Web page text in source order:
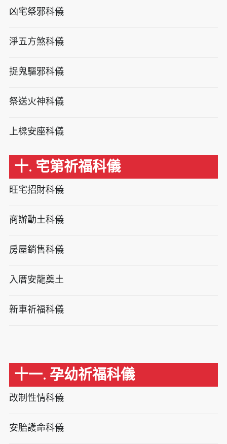
凶宅祭邪科儀
淨五方煞科儀
捉鬼驅邪科儀
祭送火神科儀
上樑安座科儀
十. 宅第祈福科儀
旺宅招財科儀
商辦動土科儀
房屋銷售科儀
入厝安龍奠土
新車祈福科儀
十一. 孕幼祈福科儀
改制性情科儀
安胎護命科儀